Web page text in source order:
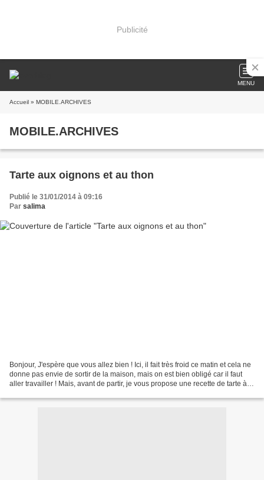
Publicité
MENU
Accueil » MOBILE.ARCHIVES
MOBILE.ARCHIVES
Tarte aux oignons et au thon
Publié le 31/01/2014 à 09:16
Par salima
Bonjour, J'espère que vous allez bien ! Ici, il fait très froid ce matin et cela ne
donne pas envie de sortir de la maison, mais on est bien obligé car il faut
aller travailler ! Mais, avant de partir, je vous propose une recette de tarte à